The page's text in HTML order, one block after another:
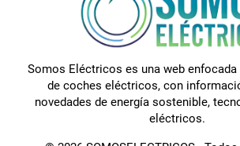
Somos Eléctricos es una web
de coches eléctricos, con
novedades de energía sostenible,
eléctricos.